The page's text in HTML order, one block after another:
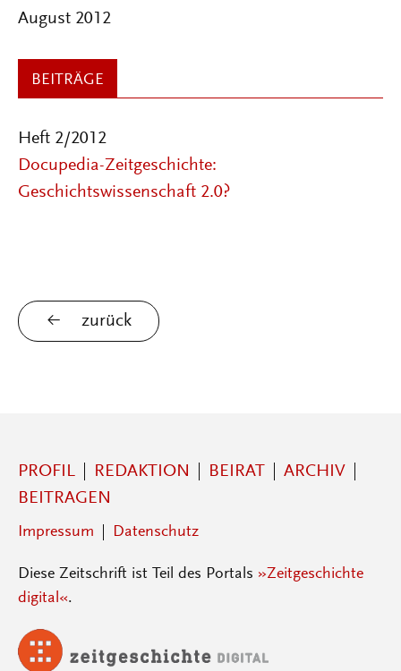
August 2012
BEITRÄGE
Heft 2/2012
Docupedia-Zeitgeschichte:
Geschichtswissenschaft 2.0?
zurück
PROFIL REDAKTION BEIRAT
ARCHIV
BEITRAGEN
Impressum Datenschutz
Diese Zeitschrift ist Teil des Portals »Zeitgeschichte
digital«.